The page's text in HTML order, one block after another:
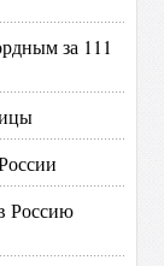
за 111
Россию